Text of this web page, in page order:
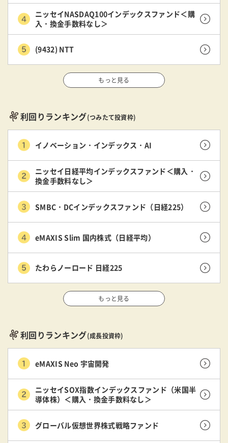
ニッセイNASDAQ100インデックスファンド＜購
入・換金手数料なし＞
(9432) NTT
もっと見る
利回りランキング(つみたて投資枠)
イノベーション・インデックス・AI
ニッセイ日経平均インデックスファンド＜購入・
換金手数料なし＞
SMBC・DCインデックスファンド（日経225）
eMAXIS Slim 国内株式（日経平均）
たわらノーロード 日経225
もっと見る
利回りランキング(成長投資枠)
eMAXIS Neo 宇宙開発
ニッセイSOX指数インデックスファンド（米国半
導体株）＜購入・換金手数料なし＞
グローバル仮想世界株式戦略ファンド